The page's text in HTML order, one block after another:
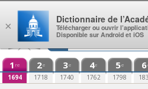
Aller au contenu
1 re
1694
2e
1718
3e
1740
4e
1762
5e
1798
6
×
Dictionnaire de
Télécharger ou ouvrir
Disponible sur Android et iOS